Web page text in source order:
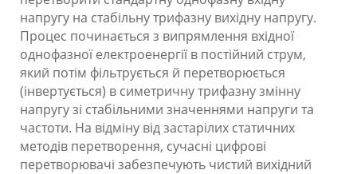
напругу на стабільну трифазну вихідну напругу.
Процес починається з випрямлення вхідної
однофазної електроенергії в постійний струм,
який потім фільтрується й перетворюється
(інвертується) в симетричну трифазну змінну
напругу зі стабільними значеннями напруги та
частоти. На відміну від застарілих статичних
методів перетворення, сучасні цифрові
перетворювачі забезпечують чистий вихідний